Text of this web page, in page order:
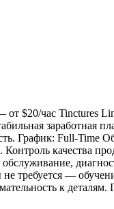
час Tinctures
заработная
График: Full-Time
качества
требуется —
к деталям.